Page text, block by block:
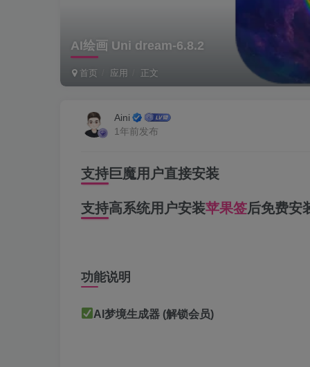
AI绘画 Uni dream-6.8.2
首页 应用 正文
Aini
1年前发布
支持巨魔用户直接安装
支持高系统用户安装苹果签后免费安
功能说明
AI梦境生成器 (解锁会员)